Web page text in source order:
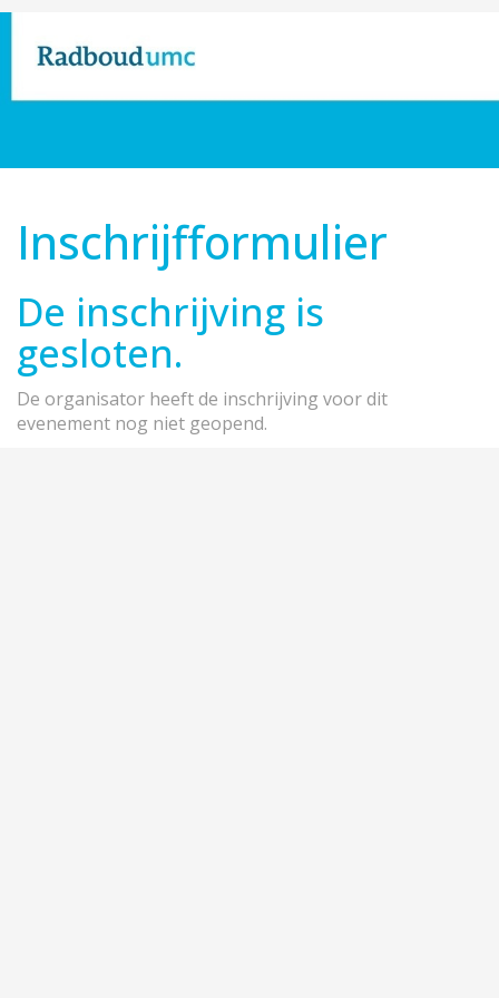
Inschrijfformulier
De inschrijving is
gesloten.
De organisator heeft de inschrijving voor dit
evenement nog niet geopend.